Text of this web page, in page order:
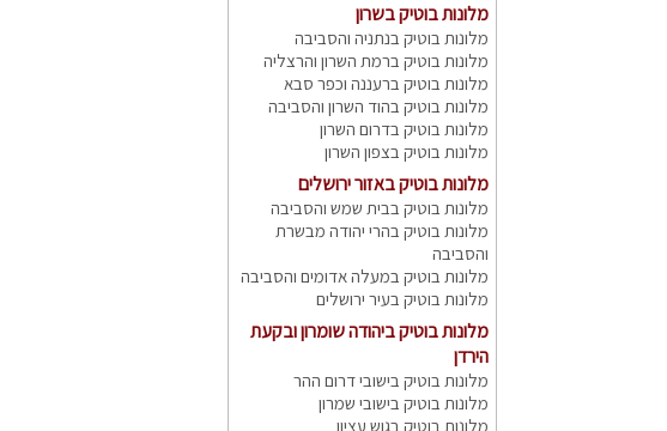
מלונות בוטיק בשרון
מלונות בוטיק בנתניה והסביבה
מלונות בוטיק ברמת השרון והרצליה
מלונות בוטיק ברעננה וכפר סבא
מלונות בוטיק בהוד השרון והסביבה
מלונות בוטיק בדרום השרון
מלונות בוטיק בצפון השרון
מלונות בוטיק באזור ירושלים
מלונות בוטיק בבית שמש והסביבה
מלונות בוטיק בהרי יהודה מבשרת
והסביבה
מלונות בוטיק במעלה אדומים והסביבה
מלונות בוטיק בעיר ירושלים
מלונות בוטיק ביהודה שומרון ובקעת
הירדן
מלונות בוטיק בישובי דרום ההר
מלונות בוטיק בישובי שמרון
מלונות בוטיק בגוש עציון